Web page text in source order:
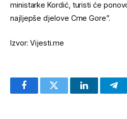
ministarke Kordić, turisti će
najljepše djelove Crne Gore”.
Izvor: Vijesti.me
FacebookTwitter LinkedIn